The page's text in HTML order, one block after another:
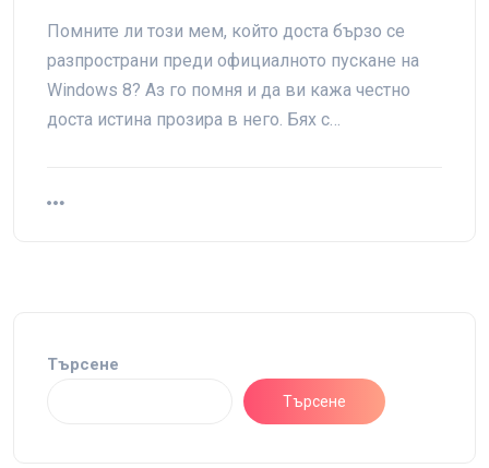
Помните ли този мем, който доста бързо се
разпространи преди официалното пускане на
Windows 8? Аз го помня и да ви кажа честно
доста истина прозира в него. Бях с…
Търсене
Търсене